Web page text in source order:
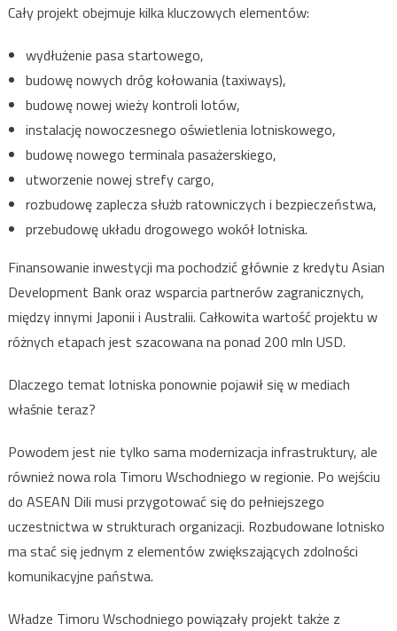
Cały projekt obejmuje kilka kluczowych elementów:
wydłużenie pasa startowego,
budowę nowych dróg kołowania (taxiways),
budowę nowej wieży kontroli lotów,
instalację nowoczesnego oświetlenia lotniskowego,
budowę nowego terminala pasażerskiego,
utworzenie nowej strefy cargo,
rozbudowę zaplecza służb ratowniczych i bezpieczeństwa,
przebudowę układu drogowego wokół lotniska.
Finansowanie inwestycji ma pochodzić głównie z kredytu Asian
Development Bank oraz wsparcia partnerów zagranicznych,
między innymi Japonii i Australii. Całkowita wartość projektu w
różnych etapach jest szacowana na ponad 200 mln USD.
Dlaczego temat lotniska ponownie pojawił się w mediach
właśnie teraz?
Powodem jest nie tylko sama modernizacja infrastruktury, ale
również nowa rola Timoru Wschodniego w regionie. Po wejściu
do ASEAN Dili musi przygotować się do pełniejszego
uczestnictwa w strukturach organizacji. Rozbudowane lotnisko
ma stać się jednym z elementów zwiększających zdolności
komunikacyjne państwa.
Władze Timoru Wschodniego powiązały projekt także z